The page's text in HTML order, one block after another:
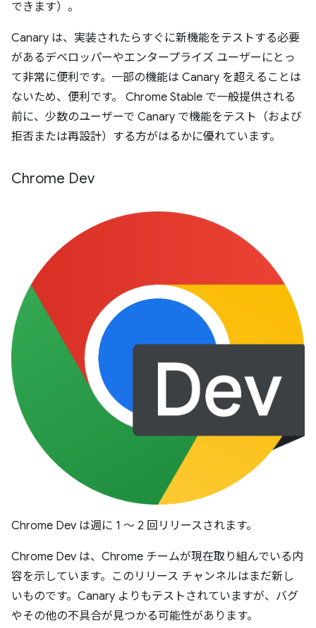
できます）。
Canary は、実装されたらすぐに新機能をテストする必要
があるデベロッパーやエンタープライズ ユーザーにとっ
て非常に便利です。一部の機能は Canary を超えることは
ないため、便利です。 Chrome Stable で一般提供される
前に、少数のユーザーで Canary で機能をテスト（および
拒否または再設計）する方がはるかに優れています。
Chrome Dev
Chrome Dev は週に 1 ～ 2 回リリースされます。
Chrome Dev は、Chrome チームが現在取り組んでいる内
容を示しています。このリリース チャンネルはまだ新し
いものです。Canary よりもテストされていますが、バグ
やその他の不具合が見つかる可能性があります。